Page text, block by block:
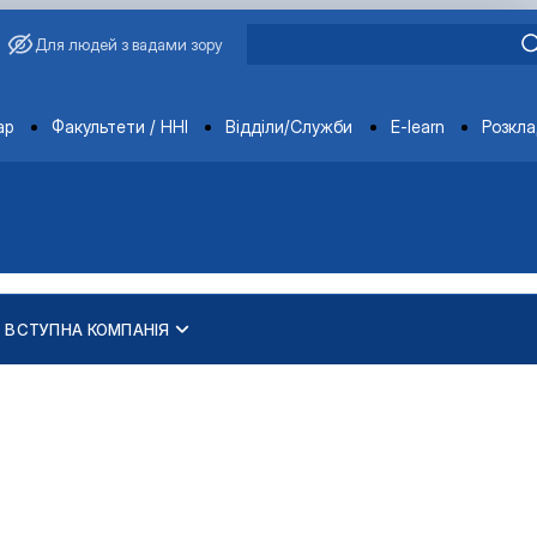
Для людей з вадами зору
Факультети / ННІ Відділи/Служби E-learn
ВСТУПНА КОМПАНІЯ